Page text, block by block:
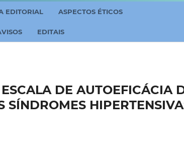
EDITORIAL ASPECTOS ÉTICOS
EDITAIS
DE AUTOEFICÁCIA
SÍNDROMES